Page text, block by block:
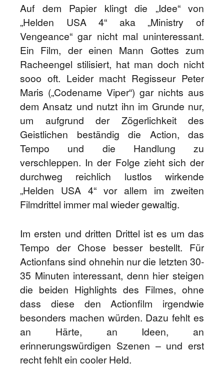
Auf dem Papier klingt die „Idee“ von
„Helden USA 4“ aka „Ministry of
Vengeance“ gar nicht mal uninteressant.
Ein Film, der einen Mann Gottes zum
Racheengel stilisiert, hat man doch nicht
sooo oft. Leider macht Regisseur Peter
Maris („Codename Viper“) gar nichts aus
dem Ansatz und nutzt ihn im Grunde nur,
um aufgrund der Zögerlichkeit des
Geistlichen beständig die Action, das
Tempo und die Handlung zu
verschleppen. In der Folge zieht sich der
durchweg reichlich lustlos wirkende
„Helden USA 4“ vor allem im zweiten
Filmdrittel immer mal wieder gewaltig.
Im ersten und dritten Drittel ist es um das
Tempo der Chose besser bestellt. Für
Actionfans sind ohnehin nur die letzten 30-
35 Minuten interessant, denn hier steigen
die beiden Highlights des Filmes, ohne
dass diese den Actionfilm irgendwie
besonders machen würden. Dazu fehlt es
an Härte, an Ideen, an
erinnerungswürdigen Szenen – und erst
recht fehlt ein cooler Held.